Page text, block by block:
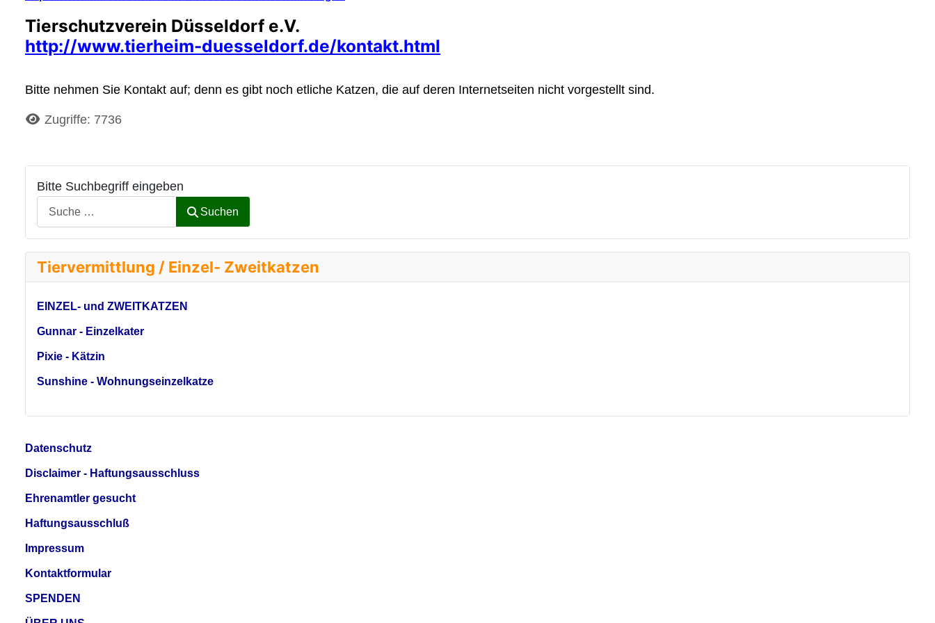
Bitte Suchbegriff eingeben
Suchen
Tiervermittlung / Einzel- Zweitkatzen
EINZEL- und ZWEITKATZEN
Gunnar - Einzelkater
Pixie - Kätzin
Sunshine - Wohnungseinzelkatze
Tierschutzverein Düsseldorf e.V.
http://www.tierheim-duesseldorf.de/kontakt.html
Bitte nehmen Sie Kontakt auf; denn es gibt noch etliche Katzen, die auf deren Internetseiten nicht vorgestellt sind.
DetailsZugriffe: 7736
Datenschutz
Disclaimer - Haftungsausschluss
Ehrenamtler gesucht
Haftungsausschluß
Impressum
Kontaktformular
SPENDEN